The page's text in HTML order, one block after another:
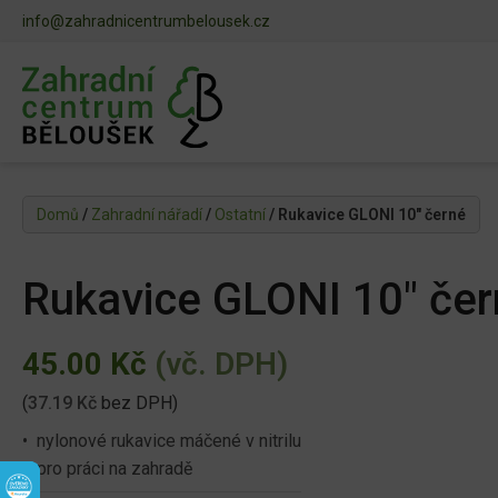
info@zahradnicentrumbelousek.cz
Domů / Zahradní nářadí / Ostatní / Rukavice GLONI 10" černé
Rukavice GLONI 10"
45.00 Kč (vč. DPH)
(37.19 Kč bez DPH)
• nylonové rukavice máčené v nitrilu
• pro práci na zahradě